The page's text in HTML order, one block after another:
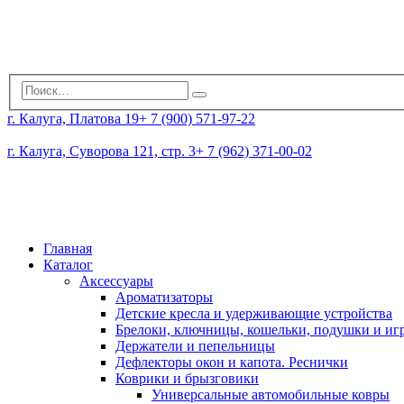
г. Калуга, Платова 19+ 7 (900) 571-97-22
г. Калуга, Суворова 121, стр. 3+ 7 (962) 371-00-02
Главная
Каталог
Аксессуары
Ароматизаторы
Детские кресла и удерживающие устройства
Брелоки, ключницы, кошельки, подушки и
Держатели и пепельницы
Дефлекторы окон и капота. Реснички
Коврики и брызговики
Универсальные автомобильные ковры